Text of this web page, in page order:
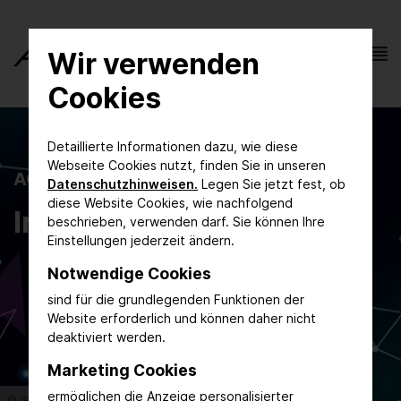
Wir verwenden
Cookies
Detaillierte Informationen dazu, wie diese
Webseite Cookies nutzt, finden Sie in unseren
Datenschutzhinweisen. Legen Sie jetzt fest, ob
diese Website Cookies, wie nachfolgend
beschrieben, verwenden darf. Sie können Ihre
Einstellungen jederzeit ändern.
Notwendige Cookies
sind für die grundlegenden Funktionen der
Website erforderlich und können daher nicht
deaktiviert werden.
Marketing Cookies
ermöglichen die Anzeige personalisierter
ACHEMA
Innovationsthemen